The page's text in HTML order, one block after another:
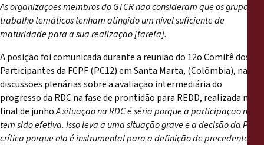
As organizações membros do GTCR não consideram que os grupos de
trabalho temáticos tenham atingido um nível suficiente de
maturidade para a sua realização [tarefa].
A posição foi comunicada durante a reunião do 12o Comitê dos
Participantes da FCPF (PC12) em Santa Marta, (Colômbia), nas
discussões plenárias sobre a avaliação intermediária do
progresso da RDC na fase de prontidão para REDD, realizada no
final de junho.A situação na RDC é séria porque a participação não
tem sido efetiva. Isso leva a uma situação grave e a decisão da PC é
crítica porque ela é instrumental para a definição de precedentes